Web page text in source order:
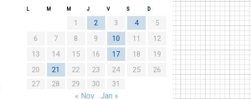
L M M J V S D
1 2 3 4
5
6
7 8 9 10 11
12
13
14 15 16 17 18
19
20
21 22 23 24 25
26
27
28 29 30 31
« Nov Jan »